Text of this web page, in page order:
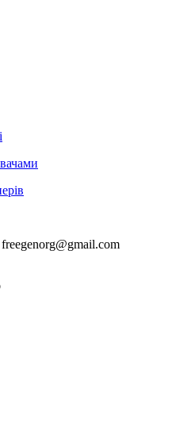
freegenorg@gmail.com